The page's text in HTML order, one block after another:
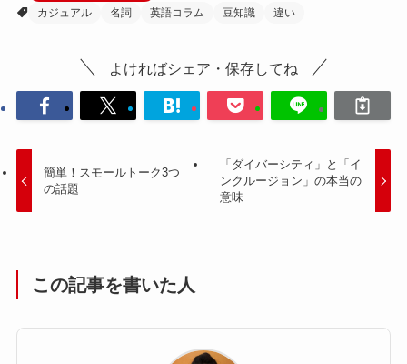
カジュアル
名詞 英語コラム 豆知識 違い
よければシェア・保存してね
簡単！スモールトーク3つ
の話題
「ダイバーシティ」と「イ
ンクルージョン」の本当の
意味
この記事を書いた人